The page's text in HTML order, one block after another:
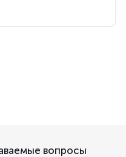
вопросы